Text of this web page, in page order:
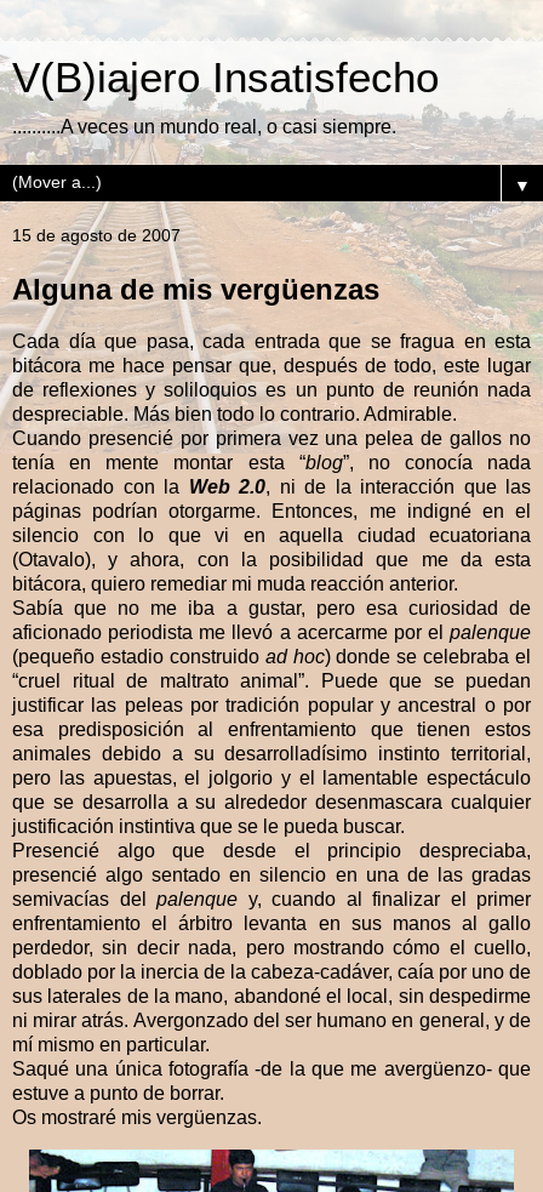
V(B)iajero Insatisfecho
..........A veces un mundo real, o casi siempre.
▼
15 de agosto de 2007
Alguna de mis vergüenzas
Cada día que pasa, cada entrada que se fragua en esta
bitácora me hace pensar que, después de todo, este lugar
de reflexiones y soliloquios es un punto de reunión nada
despreciable. Más bien todo lo contrario. Admirable.
Cuando presencié por primera vez una pelea de gallos no
tenía en mente montar esta “blog”, no conocía nada
relacionado con la Web 2.0, ni de la interacción que las
páginas podrían otorgarme. Entonces, me indigné en el
silencio con lo que vi en aquella ciudad ecuatoriana
(Otavalo), y ahora, con la posibilidad que me da esta
bitácora, quiero remediar mi muda reacción anterior.
Sabía que no me iba a gustar, pero esa curiosidad de
aficionado periodista me llevó a acercarme por el palenque
(pequeño estadio construido ad hoc) donde se celebraba el
“cruel ritual de maltrato animal”. Puede que se puedan
justificar las peleas por tradición popular y ancestral o por
esa predisposición al enfrentamiento que tienen estos
animales debido a su desarrolladísimo instinto territorial,
pero las apuestas, el jolgorio y el lamentable espectáculo
que se desarrolla a su alrededor desenmascara cualquier
justificación instintiva que se le pueda buscar.
Presencié algo que desde el principio despreciaba,
presencié algo sentado en silencio en una de las gradas
semivacías del palenque y, cuando al finalizar el primer
enfrentamiento el árbitro levanta en sus manos al gallo
perdedor, sin decir nada, pero mostrando cómo el cuello,
doblado por la inercia de la cabeza-cadáver, caía por uno de
sus laterales de la mano, abandoné el local, sin despedirme
ni mirar atrás. Avergonzado del ser humano en general, y de
mí mismo en particular.
Saqué una única fotografía -de la que me avergüenzo- que
estuve a punto de borrar.
Os mostraré mis vergüenzas.